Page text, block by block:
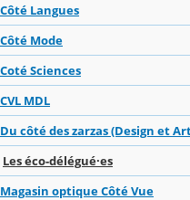
Côté Langues
Côté Mode
Coté Sciences
CVL MDL
Du côté des zarzas (Design et
Les éco-délégué·es
Magasin optique Côté Vue